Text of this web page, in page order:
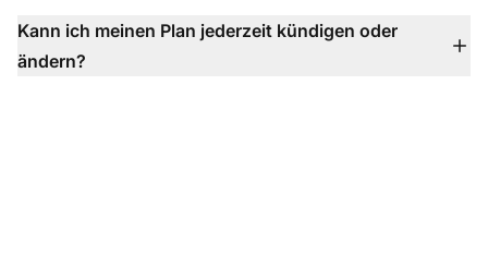
WhatsApp, Viber, Telegram-Kontaktformulare,
Wissensdatenbank und mehr — alles in einem
Kann ich meinen Plan jederzeit kündigen oder
ändern?